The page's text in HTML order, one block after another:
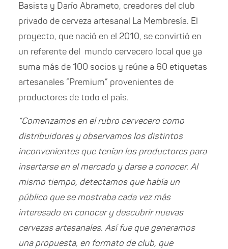
Basista y Darío Abrameto, creadores del club
privado de cerveza artesanal La Membresía. El
proyecto, que nació en el 2010, se convirtió en
un referente del mundo cervecero local que ya
suma más de 100 socios y reúne a 60 etiquetas
artesanales “Premium” provenientes de
productores de todo el país.
“Comenzamos en el rubro cervecero como
distribuidores y observamos los distintos
inconvenientes que tenían los productores para
insertarse en el mercado y darse a conocer. Al
mismo tiempo, detectamos que había un
público que se mostraba cada vez más
interesado en conocer y descubrir nuevas
cervezas artesanales. Así fue que generamos
una propuesta, en formato de club, que